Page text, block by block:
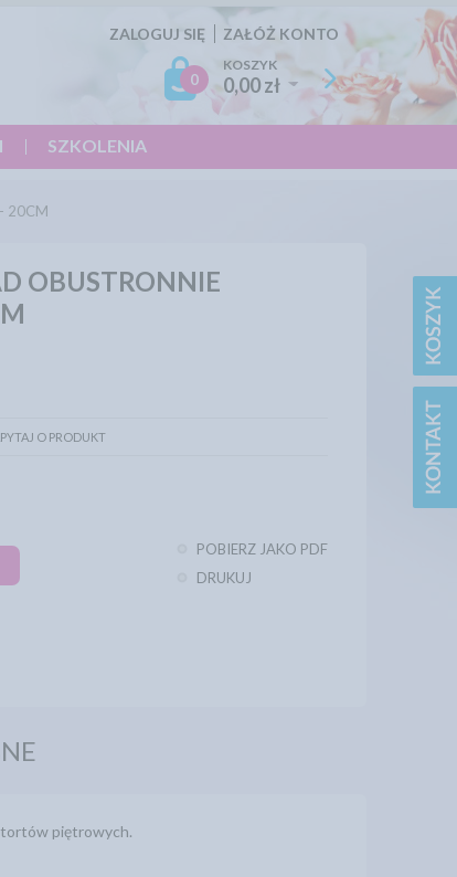
ZALOGUJ SIĘ ZAŁÓŻ KONTO
0
KOSZYK
0,00 zł
SZKOLENIA
20CM
OBUSTRONNIE
O PRODUKT
POBIERZ JAKO PDF
DRUKUJ
tortów piętrowych.